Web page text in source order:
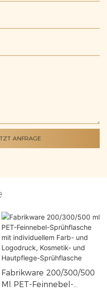
ANFRAGE
Fabrikware 200/300/500
Ml PET-Feinnebel-